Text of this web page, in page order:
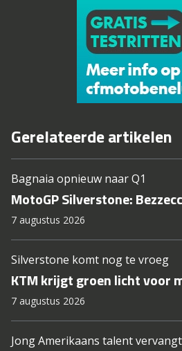
Gerelateerde artikelen
Bagnaia opnieuw naar Q1
MotoGP Silverstone:
7 augustus 2026
Silverstone komt nog te vroeg
KTM krijgt groen licht voor
7 augustus 2026
Jong Amerikaans talent